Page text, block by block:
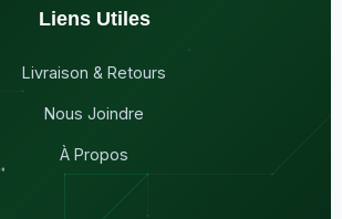
Liens Utiles
Livraison & Retours
Nous Joindre
À Propos